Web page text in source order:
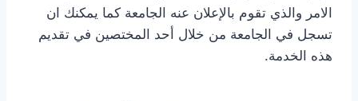
الامر والذي تقوم بالإعلان عنه الجامعة كما يمكنك ان
تسجل في الجامعة من خلال أحد المختصين في تقديم
هذه الخدمة.